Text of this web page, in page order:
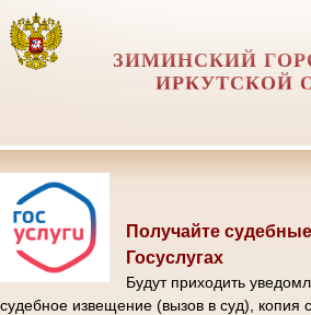
ЗИМИНСКИЙ
ИРКУТСКОЙ
Получайте
Госуслугах
Будут приходить
судебное извещение (вызов в суд), копия